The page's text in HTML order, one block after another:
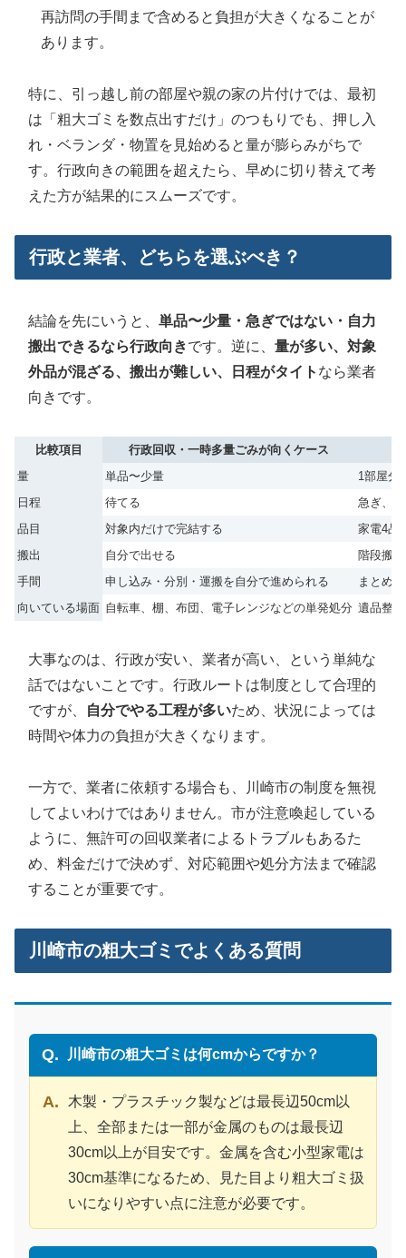
再訪問の手間まで含めると負担が大きくなることが
あります。
特に、引っ越し前の部屋や親の家の片付けでは、最初
は「粗大ゴミを数点出すだけ」のつもりでも、押し入
れ・ベランダ・物置を見始めると量が膨らみがちで
す。行政向きの範囲を超えたら、早めに切り替えて考
えた方が結果的にスムーズです。
行政と業者、どちらを選ぶべき？
結論を先にいうと、 単品〜少量・急ぎではない・自力
搬出できるなら行政向きです。逆に、 量が多い、対象
外品が混ざる、搬出が難しい、日程がタイト なら業者
向きです。
比較項目
行政回収・一時多量ごみが向くケース
量
単品〜少量
1部屋分
日程
待てる
急ぎ、
品目
対象内だけで完結する
家電4品
搬出
自分で出せる
階段搬
手間
申し込み・分別・運搬を自分で進められる
まとめ
向いている場面 自転車、棚、布団、電子レンジなどの単発処分 遺品整
大事なのは、行政が安い、業者が高い、という単純な
話ではないことです。行政ルートは制度として合理的
ですが、
自分でやる工程が多いため、状況によっては
時間や体力の負担が大きくなります。
一方で、業者に依頼する場合も、川崎市の制度を無視
してよいわけではありません。市が注意喚起している
ように、無許可の回収業者によるトラブルもあるた
め、料金だけで決めず、対応範囲や処分方法まで確認
することが重要です。
川崎市の粗大ゴミでよくある質問
川崎市の粗大ゴミは何cmからですか？
木製・プラスチック製などは最長辺50cm以
上、全部または一部が金属のものは最長辺
30cm以上が目安です。金属を含む小型家電は
30cm基準になるため、見た目より粗大ゴミ扱
いになりやすい点に注意が必要です。